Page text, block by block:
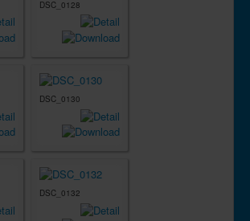
DSC_0128
DSC_0130
DSC_0132